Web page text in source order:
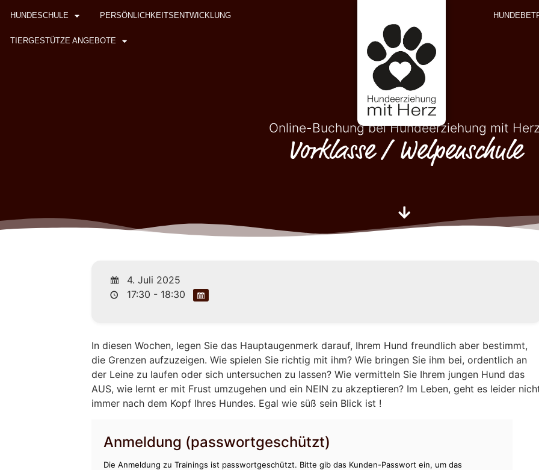
HUNDESCHULE PERSÖNLICHKEITSENTWICKLUNG
TIERGESTÜTZE ANGEBOTE
Online-Buchung bei Hundeerziehung mit
Vorklasse / Welpenschule
4. Juli 2025
17:30 - 18:30
In diesen Wochen, legen Sie das Hauptaugenmerk darauf, Ihrem Hund freundlich aber bestimmt,
die Grenzen aufzuzeigen. Wie spielen Sie richtig mit ihm? Wie bringen Sie ihm bei, ordentlich an
der Leine zu laufen oder sich untersuchen zu lassen? Wie vermitteln Sie Ihrem jungen Hund das
AUS, wie lernt er mit Frust umzugehen und ein NEIN zu akzeptieren? Im Leben, geht es leider
immer nach dem Kopf Ihres Hundes. Egal wie süß sein Blick ist !
Anmeldung (passwortgeschützt)
Die Anmeldung zu Trainings ist passwortgeschützt. Bitte gib das Kunden-Passwort ein, um das